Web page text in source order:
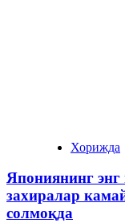
Хорижда
Япониянинг энг
захиралар
солмоқда